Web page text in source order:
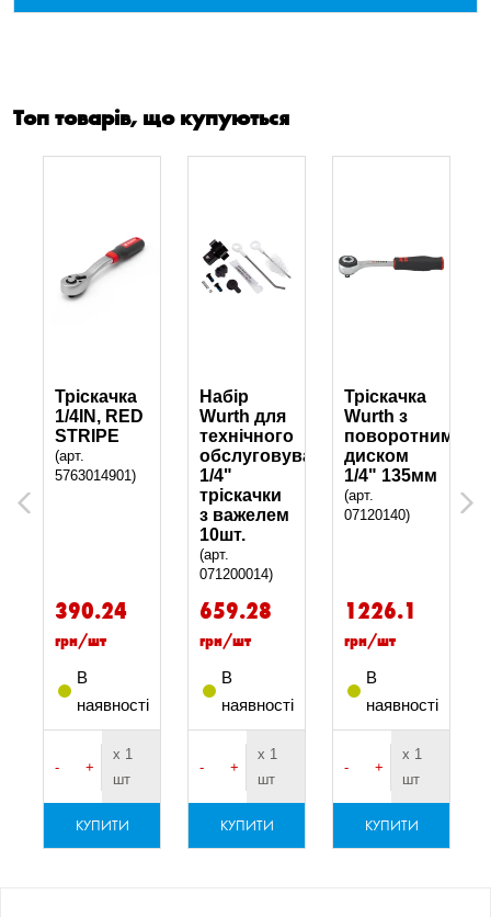
Топ товарів, що купуються
Previous
Тріскачка
1/4IN, RED
STRIPE
(арт.
5763014901)
390.24
грн/шт
В
наявності
- +
х 1
шт
КУПИТИ
Набір
Wurth для
технічного
обслуговування
1/4"
тріскачки
з важелем
10шт.
(арт.
071200014)
659.28
грн/шт
В
наявності
- +
х 1
шт
КУПИТИ
Тріскачка
Wurth з
поворотним
диском
1/4" 135мм
(арт.
07120140)
1226.1
грн/шт
В
наявності
- +
х 1
шт
КУПИТИ
Next